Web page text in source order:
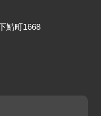
鯖町1668